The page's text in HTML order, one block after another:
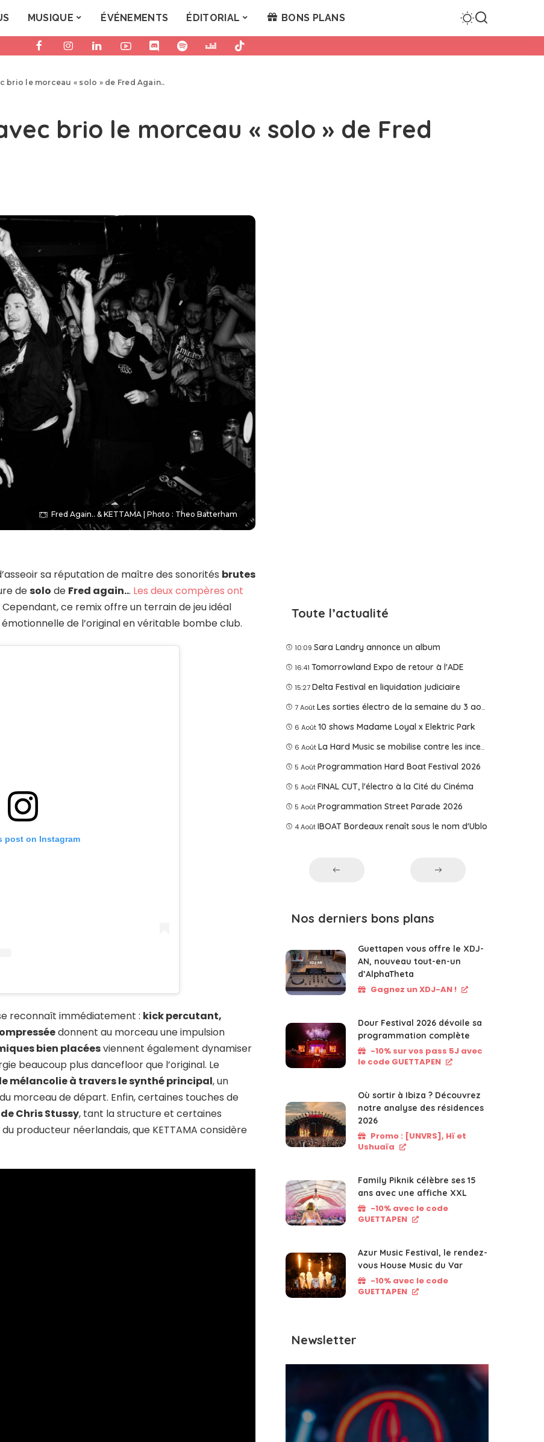
MUSIQUE ÉVÉNEMENTS ÉDITORIAL BONS PLANS
brio le morceau « solo » de Fred Again..
brio le morceau « solo » de Fred
Fred Again.. & KETTAMA | Photo : Theo Batterham
sa réputation de maître des sonorités brutes
desolo de Fred again... Les deux compères ont
Cependant, ce remix offre un terrain de jeu idéal
de l’original en véritable bombe club.
post on Instagram
reconnaît immédiatement : kick percutant,
donnent au morceau une impulsion
bien placéesviennent également dynamiser
beaucoup plus dancefloor que l’original. Le
mélancolie à travers le synthé principal, un
morceau de départ. Enfin, certaines touches de
Chris Stussy, tant la structure et certaines
producteur néerlandais, que KETTAMA considère
Toute l’actualité
10:09 Sara Landry annonce un album
16:41 Tomorrowland Expo de retour à l'ADE
15:27 Delta Festival en liquidation judiciaire
7 Août Les sorties électro de la semaine du 3 août 2026
6 Août 10 shows Madame Loyal x Elektric Park
6 Août La Hard Music se mobilise contre les incendies
5 Août Programmation Hard Boat Festival 2026
5 Août FINAL CUT, l'électro à la Cité du Cinéma
5 Août Programmation Street Parade 2026
4 Août IBOAT Bordeaux renaît sous le nom d'Ublo
Nos derniers bons plans
Guettapen vous offre le XDJ-
AN, nouveau tout-en-un
d’AlphaTheta
Gagnez un XDJ-AN !
Dour Festival 2026 dévoile sa
programmation complète
-10% sur vos pass 5J avec
le code GUETTAPEN
Où sortir à Ibiza ? Découvrez
notre analyse des résidences
2026
Promo : [UNVRS], Hï et
Ushuaïa
Family Piknik célèbre ses 15
ans avec une affiche XXL
-10% avec le code
GUETTAPEN
Azur Music Festival, le rendez-
vous House Music du Var
-10% avec le code
GUETTAPEN
Newsletter